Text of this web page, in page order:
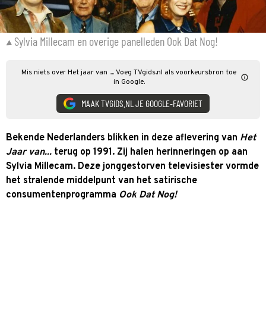
Sylvia Millecam en overige panelleden Ook Dat Nog!
Mis niets over Het jaar van .... Voeg TVgids.nl als voorkeursbron toe
in Google.
MAAK TVGIDS.NL JE GOOGLE-FAVORIET
Bekende Nederlanders blikken in deze aflevering van Het
Jaar van... terug op 1991. Zij halen herinneringen op aan
Sylvia Millecam. Deze jonggestorven televisiester vormde
het stralende middelpunt van het satirische
consumentenprogramma Ook Dat Nog!